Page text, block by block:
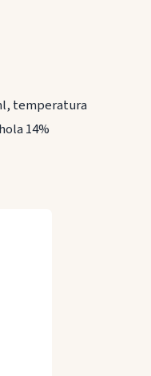
temperatura
14%